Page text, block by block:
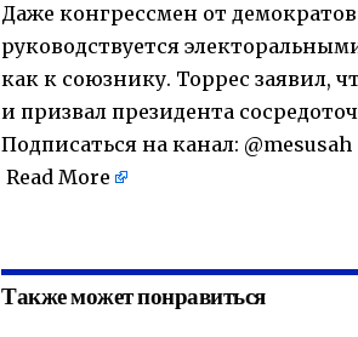
Даже конгрессмен от
руководствуется
как к союзнику. Торрес заявил,
и призвал президента
Подписаться на канал: @mesusah
Read More
Также может понравиться